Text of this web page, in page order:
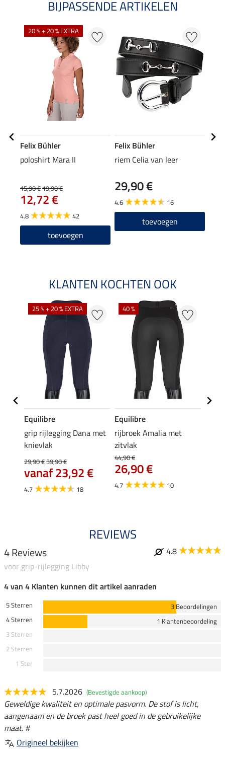
BIJPASSENDE ARTIKELEN
20 % + 20 % EXTRA
Felix Bühler
poloshirt Mara II
15,90 €19,90 €
12,72 €
4.8 42
toevoegen
Felix Bühler
riem Celia van leer
29,90 €
4.6 16
toevoegen
KLANTEN KOCHTEN OOK
25 % + 20 % EXTRA
Equilibre
grip rijlegging Dana met
knievlak
29,90 €39,90 €
vanaf 23,92 €
4.7 18
40 %
Equilibre
rijbroek Amalia met
zitvlak
44,90 €
26,90 €
4.7 10
REVIEWS
4 Reviews
4.8
voor grip-rijlegging Libby
4 van 4 Klanten kunnen dit artikel aanraden
5 Sterren
3 Beoordelingen
4 Sterren
1 Klantenbeoordeling
3 Sterren
2 Sterren
1 Ster
5.7.2026 (Bevestigde aankoop)
Geweldige kwaliteit en optimale pasvorm. De stof is licht,
aangenaam en de broek past heel goed in de gebruikelijke
maat. #
Origineel bekijken